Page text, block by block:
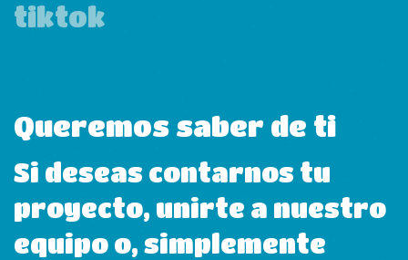
tiktok
Queremos saber de ti
Si deseas contarnos tu
proyecto, unirte a nuestro
equipo o, simplemente